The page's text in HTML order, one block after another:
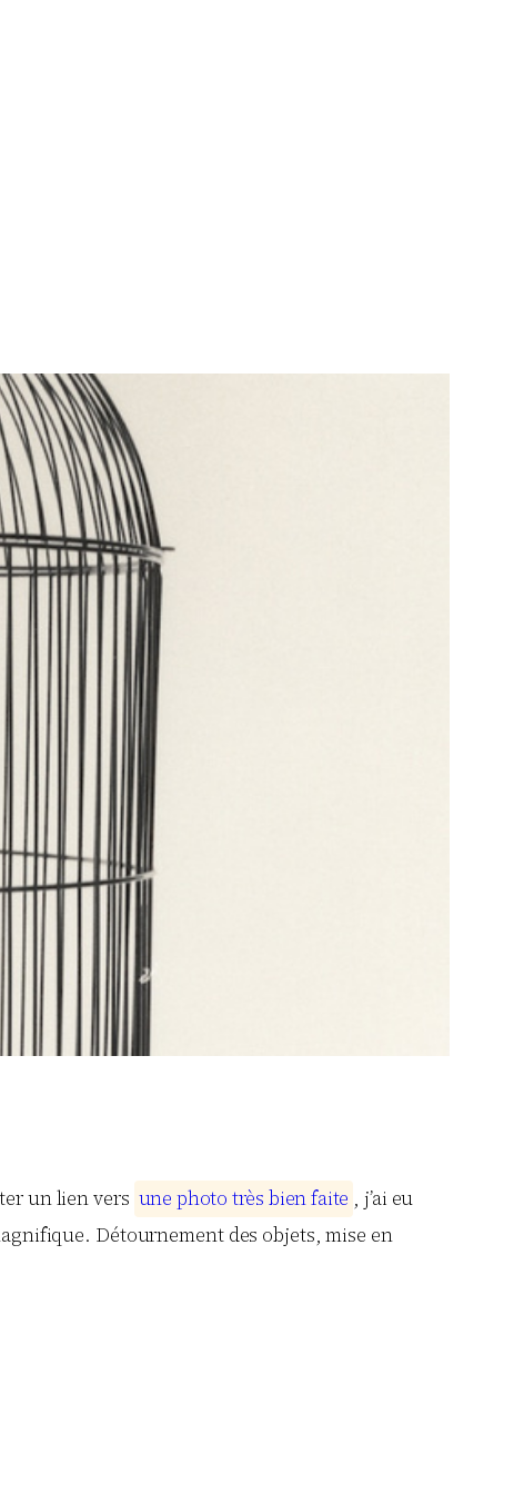
un lien vers une photo très bienfaite , j’ai eu
Détournement des objets, mise en